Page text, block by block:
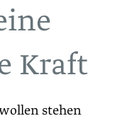
Kraft
stehen